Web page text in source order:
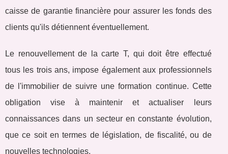
caisse de garantie financière pour assurer les fonds des
clients qu'ils détiennent éventuellement.
Le renouvellement de la carte T, qui doit être effectué
tous les trois ans, impose également aux professionnels
de l'immobilier de suivre une formation continue. Cette
obligation vise à maintenir et actualiser leurs
connaissances dans un secteur en constante évolution,
que ce soit en termes de législation, de fiscalité, ou de
nouvelles technologies.